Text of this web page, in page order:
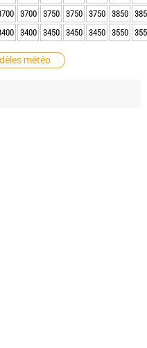
météo
3700 3750 3750 3750 3850
3400 3450 3450 3450 3550